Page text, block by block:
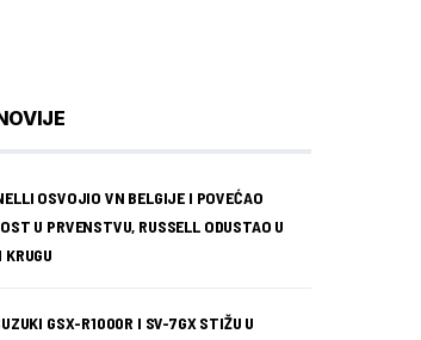
OSVOJIO VN BELGIJE I POVEĆAO
U PRVENSTVU, RUSSELL ODUSTAO U
KRUGU
GSX-R1000R I SV-7GX STIŽU U